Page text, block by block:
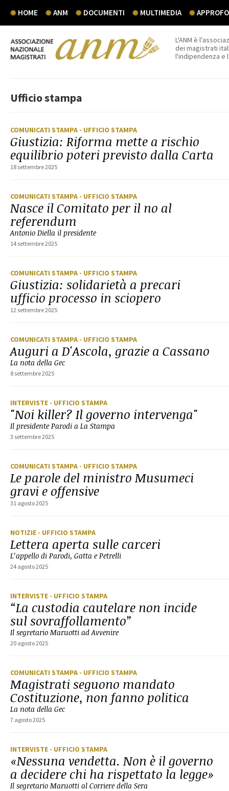
HOME ANM DOCUMENTI MULTIMEDIA
L'ANM è
dei magistrati
l'indipendenza e
Ufficio stampa
COMUNICATI STAMPA - UFFICIO STAMPA
Giustizia: Riforma mette a rischio
equilibrio poteri previsto dalla Carta
18 settembre 2025
COMUNICATI STAMPA - UFFICIO STAMPA
Nasce il Comitato per il no al
referendum
Antonio Diella il presidente
14 settembre 2025
COMUNICATI STAMPA - UFFICIO STAMPA
Giustizia: solidarietà a precari
ufficio processo in sciopero
12 settembre 2025
COMUNICATI STAMPA - UFFICIO STAMPA
Auguri a D'Ascola, grazie a Cassano
La nota della Gec
8 settembre 2025
INTERVISTE - UFFICIO STAMPA
"Noi killer? Il governo intervenga"
Il presidente Parodi a La Stampa
3 settembre 2025
COMUNICATI STAMPA - UFFICIO STAMPA
Le parole del ministro Musumeci
gravi e offensive
31 agosto 2025
NOTIZIE - UFFICIO STAMPA
Lettera aperta sulle carceri
L’appello di Parodi, Gatta e Petrelli
24 agosto 2025
INTERVISTE - UFFICIO STAMPA
“La custodia cautelare non incide
sul sovraffollamento”
Il segretario Maruotti ad Avvenire
20 agosto 2025
COMUNICATI STAMPA - UFFICIO STAMPA
Magistrati seguono mandato
Costituzione, non fanno politica
La nota della Gec
7 agosto 2025
INTERVISTE - UFFICIO STAMPA
«Nessuna vendetta. Non è il governo
a decidere chi ha rispettato la legge»
Il segretario Maruotti al Corriere della Sera